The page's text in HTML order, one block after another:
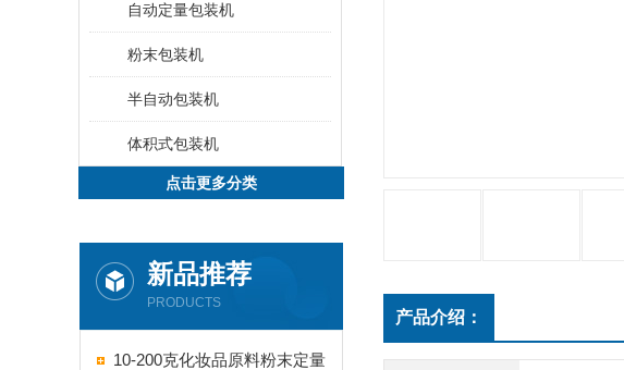
自动定量包装机
粉末包装机
半自动包装机
体积式包装机
点击更多分类
新品推荐
PRODUCTS
10-200克化妆品原料粉末定量
产品介绍：